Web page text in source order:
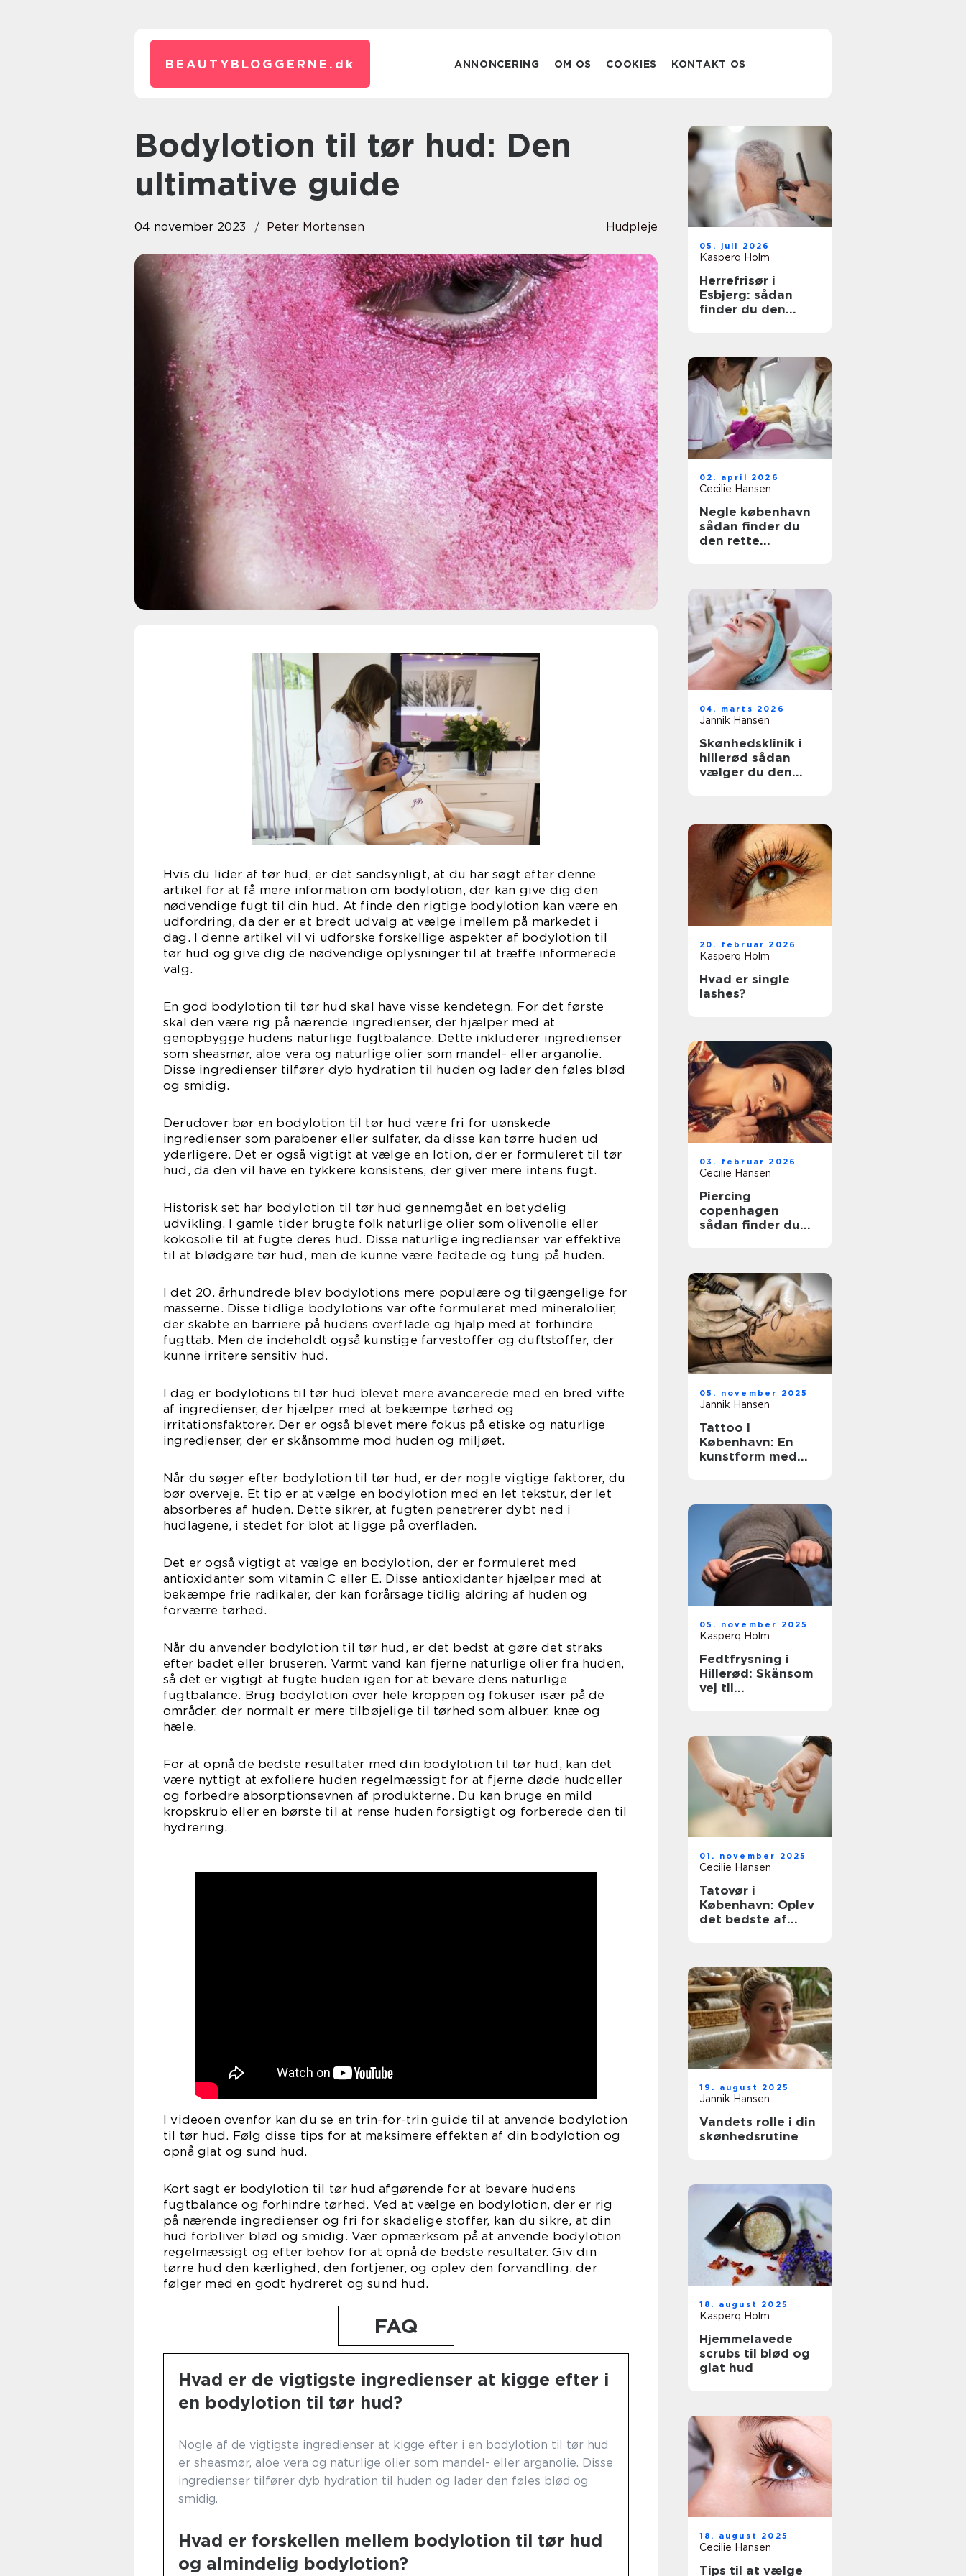
BEAUTYBLOGGERNE. dk ANNONCERING OM OS COOKIES KONTAKT OS
Bodylotion til tør hud: Den
ultimative guide
04 november 2023 Peter Mortensen Hudpleje
Hvis du lider af tør hud, er det sandsynligt, at du har søgt efter denne
artikel for at få mere information om bodylotion, der kan give dig den
nødvendige fugt til din hud. At finde den rigtige bodylotion kan være en
udfordring, da der er et bredt udvalg at vælge imellem på markedet i
dag. I denne artikel vil vi udforske forskellige aspekter af bodylotion til
tør hud og give dig de nødvendige oplysninger til at træffe informerede
valg.
En god bodylotion til tør hud skal have visse kendetegn. For det første
skal den være rig på nærende ingredienser, der hjælper med at
genopbygge hudens naturlige fugtbalance. Dette inkluderer ingredienser
som sheasmør, aloe vera og naturlige olier som mandel- eller arganolie.
Disse ingredienser tilfører dyb hydration til huden og lader den føles blød
og smidig.
Derudover bør en bodylotion til tør hud være fri for uønskede
ingredienser som parabener eller sulfater, da disse kan tørre huden ud
yderligere. Det er også vigtigt at vælge en lotion, der er formuleret til tør
hud, da den vil have en tykkere konsistens, der giver mere intens fugt.
Historisk set har bodylotion til tør hud gennemgået en betydelig
udvikling. I gamle tider brugte folk naturlige olier som olivenolie eller
kokosolie til at fugte deres hud. Disse naturlige ingredienser var effektive
til at blødgøre tør hud, men de kunne være fedtede og tung på huden.
I det 20. århundrede blev bodylotions mere populære og tilgængelige for
masserne. Disse tidlige bodylotions var ofte formuleret med mineralolier,
der skabte en barriere på hudens overflade og hjalp med at forhindre
fugttab. Men de indeholdt også kunstige farvestoffer og duftstoffer, der
kunne irritere sensitiv hud.
I dag er bodylotions til tør hud blevet mere avancerede med en bred vifte
af ingredienser, der hjælper med at bekæmpe tørhed og
irritationsfaktorer. Der er også blevet mere fokus på etiske og naturlige
ingredienser, der er skånsomme mod huden og miljøet.
Når du søger efter bodylotion til tør hud, er der nogle vigtige faktorer, du
bør overveje. Et tip er at vælge en bodylotion med en let tekstur, der let
absorberes af huden. Dette sikrer, at fugten penetrerer dybt ned i
hudlagene, i stedet for blot at ligge på overfladen.
Det er også vigtigt at vælge en bodylotion, der er formuleret med
antioxidanter som vitamin C eller E. Disse antioxidanter hjælper med at
bekæmpe frie radikaler, der kan forårsage tidlig aldring af huden og
forværre tørhed.
Når du anvender bodylotion til tør hud, er det bedst at gøre det straks
efter badet eller bruseren. Varmt vand kan fjerne naturlige olier fra huden,
så det er vigtigt at fugte huden igen for at bevare dens naturlige
fugtbalance. Brug bodylotion over hele kroppen og fokuser især på de
områder, der normalt er mere tilbøjelige til tørhed som albuer, knæ og
hæle.
For at opnå de bedste resultater med din bodylotion til tør hud, kan det
være nyttigt at exfoliere huden regelmæssigt for at fjerne døde hudceller
og forbedre absorptionsevnen af produkterne. Du kan bruge en mild
kropskrub eller en børste til at rense huden forsigtigt og forberede den til
hydrering.
I videoen ovenfor kan du se en trin-for-trin guide til at anvende bodylotion
til tør hud. Følg disse tips for at maksimere effekten af din bodylotion og
opnå glat og sund hud.
Kort sagt er bodylotion til tør hud afgørende for at bevare hudens
fugtbalance og forhindre tørhed. Ved at vælge en bodylotion, der er rig
på nærende ingredienser og fri for skadelige stoffer, kan du sikre, at din
hud forbliver blød og smidig. Vær opmærksom på at anvende bodylotion
regelmæssigt og efter behov for at opnå de bedste resultater. Giv din
tørre hud den kærlighed, den fortjener, og oplev den forvandling, der
følger med en godt hydreret og sund hud.
FAQ
Hvad er de vigtigste ingredienser at kigge efter i
en bodylotion til tør hud?
Nogle af de vigtigste ingredienser at kigge efter i en bodylotion til tør hud
er sheasmør, aloe vera og naturlige olier som mandel- eller arganolie. Disse
ingredienser tilfører dyb hydration til huden og lader den føles blød og
smidig.
Hvad er forskellen mellem bodylotion til tør hud
og almindelig bodylotion?
05. juli 2026
Kasperq Holm
Herrefrisør i
Esbjerg: sådan
finder du den
02. april 2026
Cecilie Hansen
Negle københavn
sådan finder du
den rette
04. marts 2026
Jannik Hansen
Skønhedsklinik i
hillerød sådan
vælger du den
20. februar 2026
Kasperq Holm
Hvad er single
lashes?
03. februar 2026
Cecilie Hansen
Piercing
copenhagen
sådan finder du
05. november 2025
Jannik Hansen
Tattoo i
København: En
kunstform med
05. november 2025
Kasperq Holm
Fedtfrysning i
Hillerød: Skånsom
vej til
01. november 2025
Cecilie Hansen
Tatovør i
København: Oplev
det bedste af
19. august 2025
Jannik Hansen
Vandets rolle i din
skønhedsrutine
18. august 2025
Kasperq Holm
Hjemmelavede
scrubs til blød og
glat hud
18. august 2025
Cecilie Hansen
Tips til at vælge